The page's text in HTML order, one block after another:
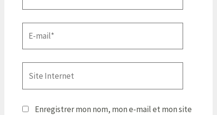
mail*
Internet
Enregistrer mon nom, mon e-mail et mon site